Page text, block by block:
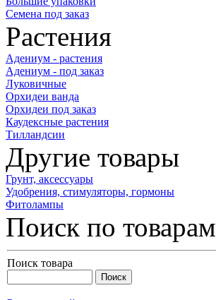
Семена под заказ
Растения
Адениум - растения
Адениум - под заказ
Луковичные
Орхидеи ванда
Орхидеи под заказ
Каудексные растения
Тилландсии
Другие товары
Грунт, аксессуары
Удобрения, стимуляторы, гормоны
Фитолампы
Поиск по товарам
Поиск товара